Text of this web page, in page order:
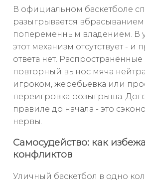
В официальном баскетболе
разыгрывается вбрасыванием
попеременным владением. В
этот механизм отсутствует - и
ответа нет.
повторный вынос мяча
игроком, жеребьёвка или
переигровка розыгрыша.
правиле до начала - это
нервы.
Самосудейство: как
конфликтов
Уличный баскетбол в одно